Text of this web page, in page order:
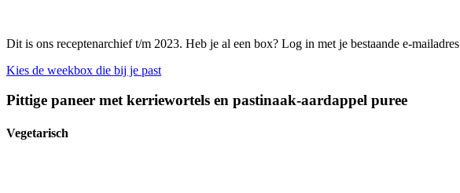
Dit is ons receptenarchief t/m 2023. Heb je al een box? Log in met je bestaande e-mailadres
Kies de weekbox die bij je past
Pittige paneer met kerriewortels en pastinaak-aardappel puree
Vegetarisch